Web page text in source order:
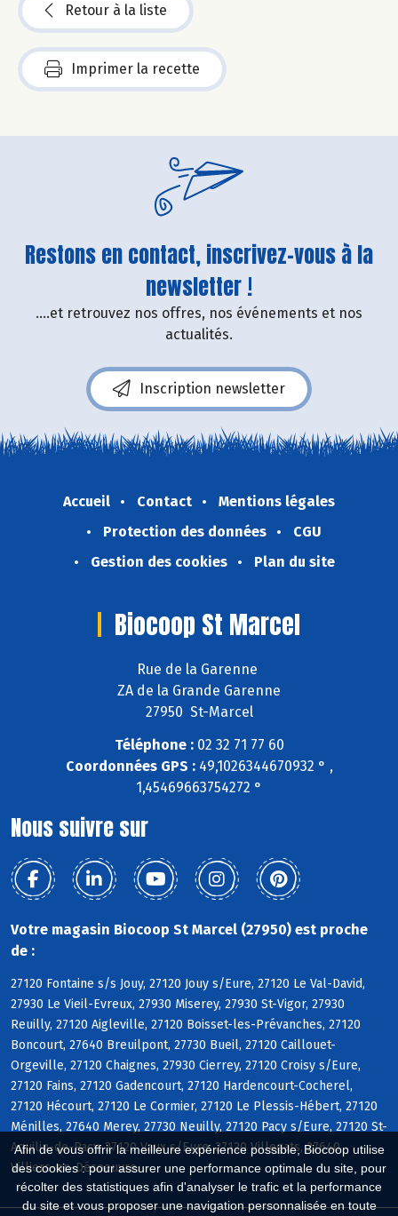
Afin de vous offrir la meilleure expérience possible, Biocoop utilise
des cookies : pour assurer une performance optimale du site, pour
récolter des statistiques afin d'analyser le trafic et la performance
du site et vous proposer une navigation personnalisée en toute
Retour à la liste
Imprimer la recette
Restons en contact, inscrivez-vous à la
newsletter !
....et retrouvez nos offres, nos événements et nos
actualités.
Inscription newsletter
Accueil Contact
Mentions légales
Protection des données
CGU
Gestion des cookies
Plan du site
Biocoop St Marcel
Rue de la Garenne
ZA de la Grande Garenne
27950 St-Marcel
Téléphone :02 32 71 77 60
Coordonnées GPS :49,1026344670932 ° ,
1,45469663754272 °
Nous suivre sur
Votre magasin Biocoop St Marcel (27950) est proche
de :
27120 Fontaine s/s Jouy, 27120 Jouy s/Eure, 27120 Le Val-David,
27930 Le Vieil-Evreux, 27930 Miserey, 27930 St-Vigor, 27930
Reuilly, 27120 Aigleville, 27120 Boisset-les-Prévanches, 27120
Boncourt, 27640 Breuilpont, 27730 Bueil, 27120 Caillouet-
Orgeville, 27120 Chaignes, 27930 Cierrey, 27120 Croisy s/Eure,
27120 Fains, 27120 Gadencourt, 27120 Hardencourt-Cocherel,
27120 Hécourt, 27120 Le Cormier, 27120 Le Plessis-Hébert, 27120
Ménilles, 27640 Merey, 27730 Neuilly, 27120 Pacy s/Eure, 27120 St-
Aquilin-de-Pacy, 27120 Vaux s/Eure, 27120 Villegats, 27640
Villiers-en-Désoeuvre